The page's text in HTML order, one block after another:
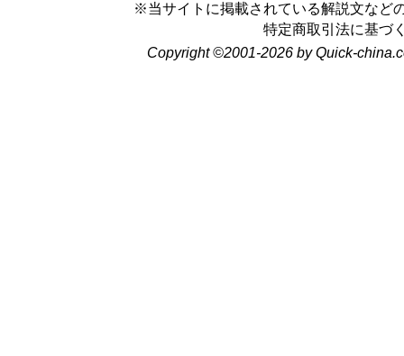
※当サイトに掲載されている解説文など
特定商取引法に基づ
Copyright ©2001-2026 by Quick-